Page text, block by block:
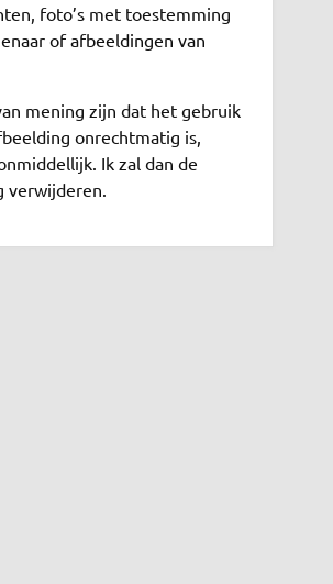
foto’s met toestemming
of afbeeldingen van
mening zijn dat het gebruik
onrechtmatig is,
Ik zal dan de
verwijderen.